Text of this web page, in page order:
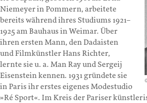
Niemeyer in Pommern, arbeitete
bereits während ihres Studiums 1921–
1925 am Bauhaus in Weimar. Über
ihren ersten Mann, den Dadaisten
und Filmkünstler Hans Richter,
lernte sie u. a. Man Ray und Sergeij
Eisenstein kennen. 1931 gründete sie
in Paris ihr erstes eigenes Modestudio
»Ré Sport«. Im Kreis der Pariser